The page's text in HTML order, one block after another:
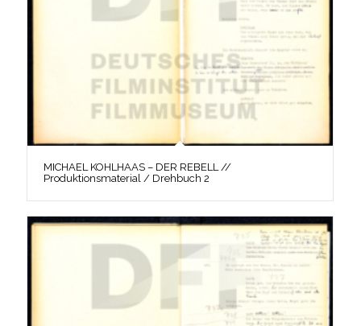
MICHAEL KOHLHAAS – DER REBELL //
Produktionsmaterial / Drehbuch 2